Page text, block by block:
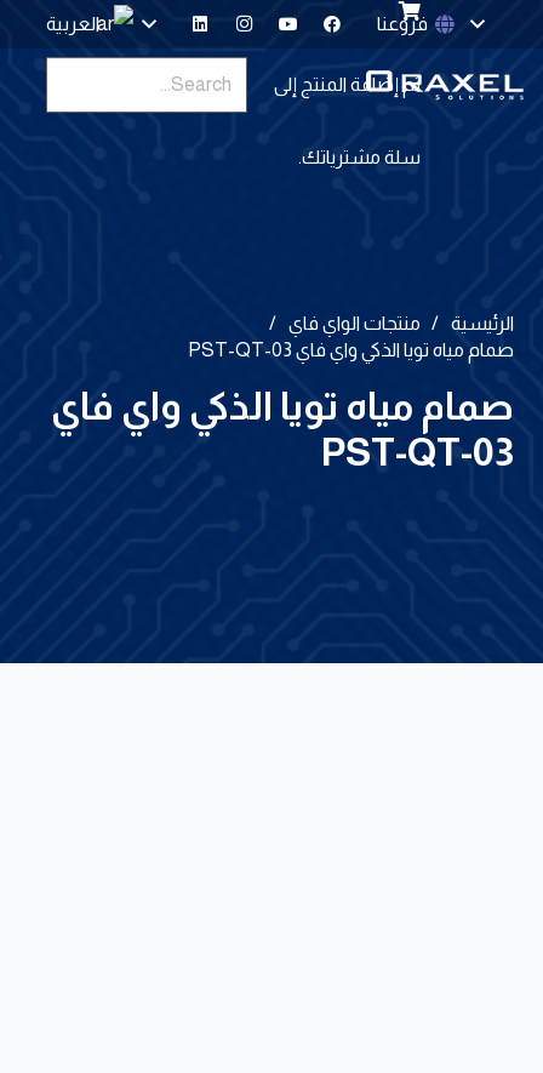
فروعنا العربية
تم إضافةالمنتج إلى
سلة مشترياتك.
الرئيسية / منتجات الواي فاي /
صمام مياه تويا الذكي واي فاي PST-QT-03
صمام مياه تويا الذكي واي فاي
PST-QT-03